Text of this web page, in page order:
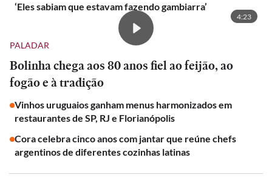
‘Eles sabiam que estavam fazendo gambiarra’
4:23
PALADAR
Bolinha chega aos 80 anos fiel ao feijão, ao
fogão e à tradição
Vinhos uruguaios ganham menus harmonizados em
restaurantes de SP, RJ e Florianópolis
Cora celebra cinco anos com jantar que reúne chefs
argentinos de diferentes cozinhas latinas